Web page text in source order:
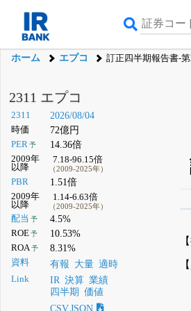
ホーム エプコ 訂正四半期報告書-
2311 エプコ
2311 2026/08/04
時価 72億円
PER予 14.36倍
2009年
以降
7.18-96.15倍
（2009-2025年）
PBR 1.51倍
2009年
以降
1.14-6.63倍
（2009-2025年）
配当 予 4.5%
ROE予 10.53%
ROA予 8.31%
資料 有報 大量 適時
Link IR 決算 業績
四半期
価値
CSV,JSON